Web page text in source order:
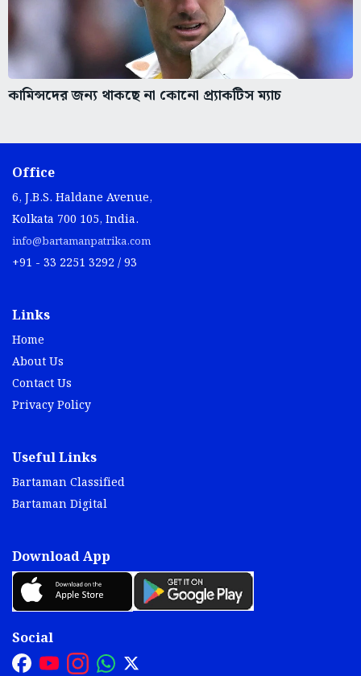
কামিন্সদের জন্য থাকছে না কোনো প্র্যাকটিস ম্যাচ
Office
6, J.B.S. Haldane Avenue,
Kolkata 700 105, India.
info@bartamanpatrika.com
+91 - 33 2251 3292 / 93
Links
Home
About Us
Contact Us
Privacy Policy
Useful Links
Bartaman Classified
Bartaman Digital
Download App
Social